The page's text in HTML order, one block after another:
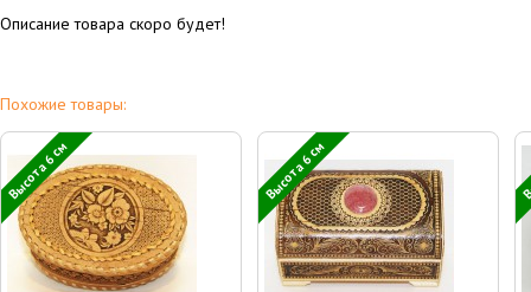
Описание товара скоро будет!
Похожие товары:
Высота 6 см Высота 6 см